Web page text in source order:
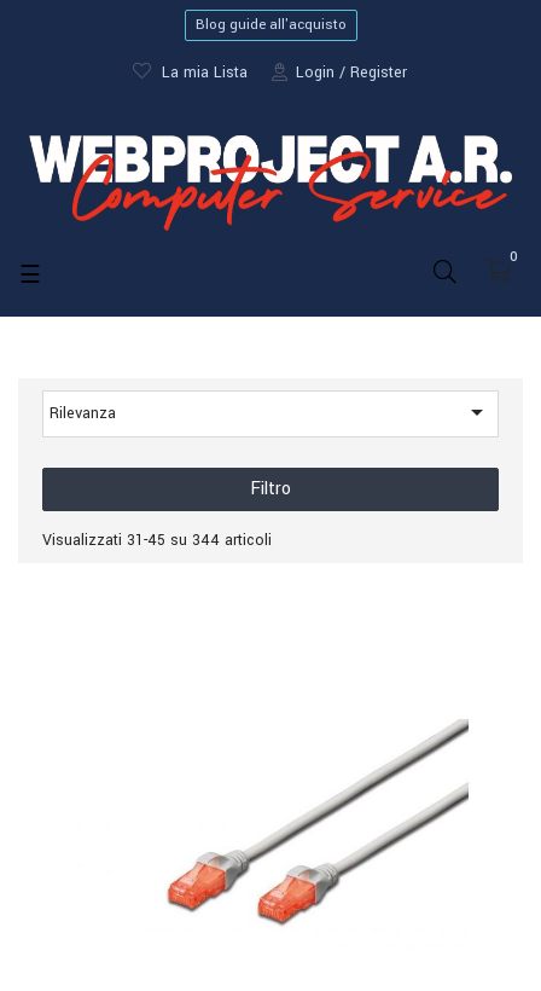
Blog guide all'acquisto
La mia Lista Login Register
0
navigazione
☰
Rilevanza 
Filtro
Visualizzati 31-45 su 344 articoli